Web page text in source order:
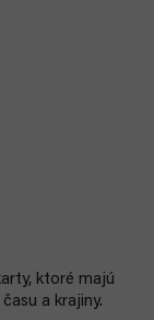
ktoré majú
a krajiny.